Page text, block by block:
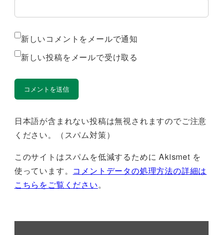
新しいコメントをメールで通知
新しい投稿をメールで受け取る
日本語が含まれない投稿は無視されますのでご注意
ください。（スパム対策）
このサイトはスパムを低減するために Akismet を
使っています。 コメントデータの処理方法の詳細は
こちらをご覧ください。